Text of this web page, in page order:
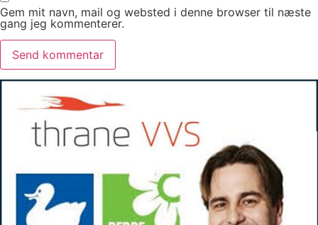
Gem mit navn, mail og websted i denne browser til næste
gang jeg kommenterer.